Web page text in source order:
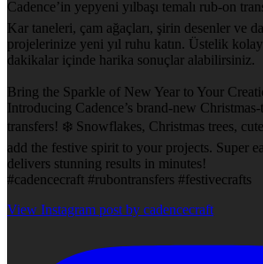
Cadence’in yepyeni yılbaşı temalı rub-on
Kar taneleri, çam ağaçları, şirin desenler ve
projelerinize yeni yıl ruhu katın. Üstelik
dakikalar içinde harika sonuçlar alabilirsiniz.
Bring the Sparkle of New Year to Your
Introducing Cadence’s brand-new
transfers! ❄️ Snowflakes, Christmas trees,
add the festive spirit to your projects. Super
delivers stunning results in minutes!
#cadencecraft #rubontransfers #festivecrafts
View Instagram post by cadencecraft